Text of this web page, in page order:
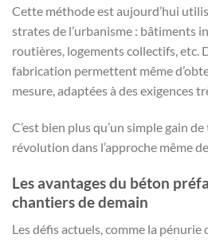
Cette méthode est aujourd’hui
strates de l’urbanisme : bâtiments
routières, logements collectifs, etc.
fabrication permettent même
mesure, adaptées à des exigences
C’est bien plus qu’un simple gain de
révolution dans l’approche même
Les avantages du béton
chantiers de demain
Les défis actuels, comme la